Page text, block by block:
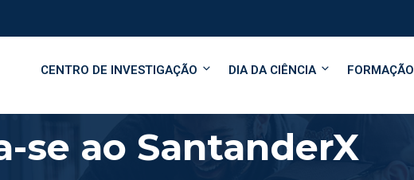
CENTRO DE INVESTIGAÇÃO DIA DA CIÊNCIA FORMAÇÃO
se ao SantanderX